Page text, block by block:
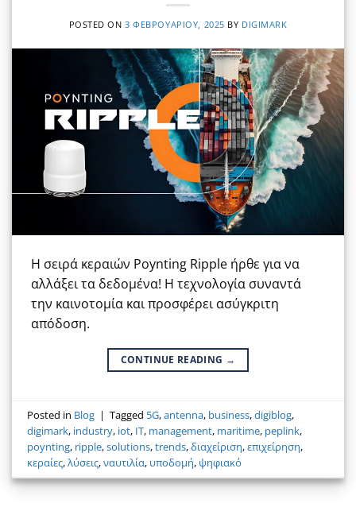
POSTED ON3 ΦΕΒΡΟΥΑΡΊΟΥ, 2025 BY DIGIMARK
Η σειρά κεραιών Poynting Ripple ήρθε για να
αλλάξει τα δεδομένα! Η τεχνολογία συναντά
την καινοτομία και προσφέρει ασύγκριτη
απόδοση.
CONTINUE READING →
Posted in Blog | Tagged 5G,antenna, business,digiblog,
digimark, industry, iot, IT, management, maritime, peplink,
poynting, ripple,solutions,trends,διαχείριση,επιχείρηση,
κεραίες,λύσεις,ναυτιλία, υποδομή, ψηφιακό